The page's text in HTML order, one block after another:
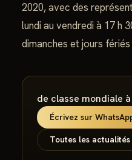
2020, avec des
lundi au vendredi à 17 h
dimanches et jours
de classe mondiale
Écrivez sur
Toutes les actualités